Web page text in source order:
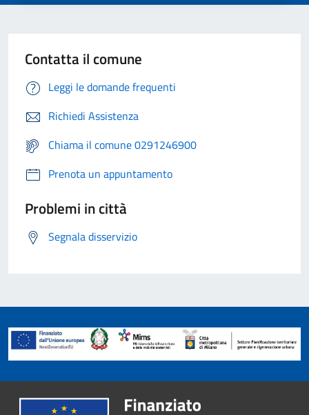
Contatta il comune
Leggi le domande frequenti
Richiedi Assistenza
Chiama il comune 0291246900
Prenota un appuntamento
Problemi in città
Segnala disservizio